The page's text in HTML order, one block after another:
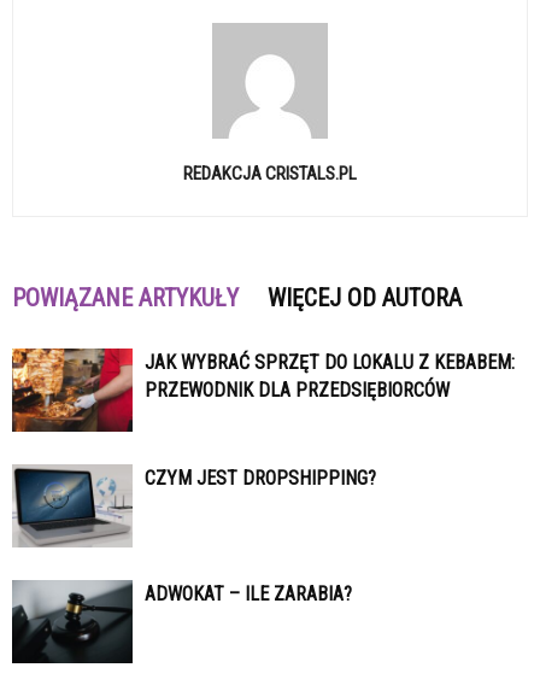
REDAKCJA CRISTALS.PL
POWIĄZANE ARTYKUŁY WIĘCEJ OD AUTORA
JAK WYBRAĆ SPRZĘT DO LOKALU Z KEBABEM:
PRZEWODNIK DLA PRZEDSIĘBIORCÓW
CZYM JEST DROPSHIPPING?
ADWOKAT – ILE ZARABIA?